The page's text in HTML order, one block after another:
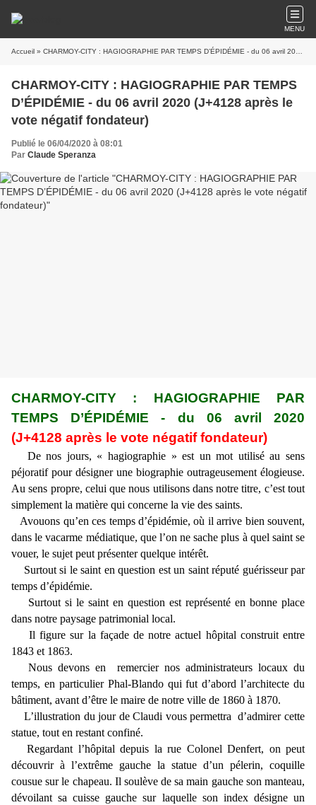
MENU
Accueil » CHARMOY-CITY : HAGIOGRAPHIE PAR TEMPS D’ÉPIDÉMIE - du 06 avril 2020 (J+4128 après le vote négatif fondateur)
CHARMOY-CITY : HAGIOGRAPHIE PAR TEMPS
D’ÉPIDÉMIE - du 06 avril 2020 (J+4128 après le
vote négatif fondateur)
Publié le 06/04/2020 à 08:01
Par Claude Speranza
CHARMOY-CITY : HAGIOGRAPHIE PAR
TEMPS D’ÉPIDÉMIE - du 06 avril 2020
(J+4128 après le vote négatif fondateur)
De nos jours, « hagiographie » est un mot utilisé au sens
péjoratif pour désigner une biographie outrageusement élogieuse.
Au sens propre, celui que nous utilisons dans notre titre, c’est tout
simplement la matière qui concerne la vie des saints.
Avouons qu’en ces temps d’épidémie, où il arrive bien souvent,
dans le vacarme médiatique, que l’on ne sache plus à quel saint se
vouer, le sujet peut présenter quelque intérêt.
Surtout si le saint en question est un saint réputé guérisseur par
temps d’épidémie.
Surtout si le saint en question est représenté en bonne place
dans notre paysage patrimonial local.
Il figure sur la façade de notre actuel hôpital construit entre
1843 et 1863.
Nous devons en remercier nos administrateurs locaux du
temps, en particulier Phal-Blando qui fut d’abord l’architecte du
bâtiment, avant d’être le maire de notre ville de 1860 à 1870.
L’illustration du jour de Claudi vous permettra d’admirer cette
statue, tout en restant confiné.
Regardant l’hôpital depuis la rue Colonel Denfert, on peut
découvrir à l’extrême gauche la statue d’un pélerin, coquille
cousue sur le chapeau. Il soulève de sa main gauche son manteau,
dévoilant sa cuisse gauche sur laquelle son index désigne un